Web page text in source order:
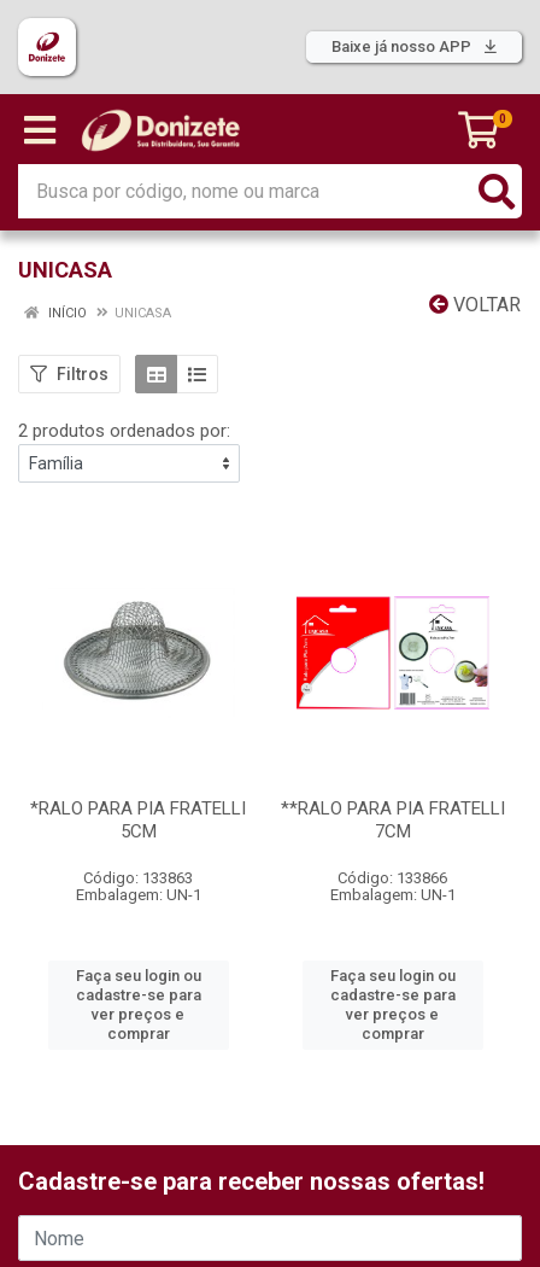
Baixe já nosso APP
0
UNICASA
VOLTAR
INÍCIO UNICASA
Filtros
2 produtos ordenados por:
*RALO PARA PIA FRATELLI
5CM
Código: 133863
Embalagem: UN-1
Faça seu login ou
cadastre-se para
ver preços e
comprar
**RALO PARA PIA FRATELLI
7CM
Código: 133866
Embalagem: UN-1
Faça seu login ou
cadastre-se para
ver preços e
comprar
Cadastre-se para receber nossas ofertas!